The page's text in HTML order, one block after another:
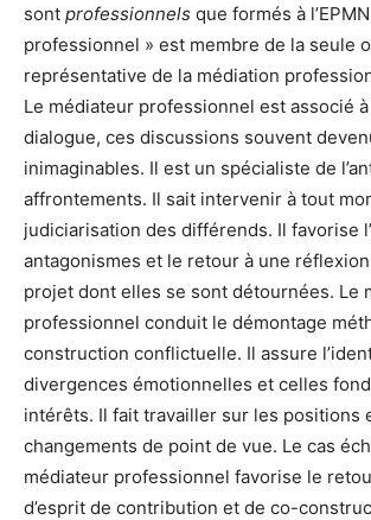
sont professionnels que formés à
professionnel » est membre de la seule
représentative de la médiation
Le médiateur professionnel est associé
dialogue, ces discussions souvent
inimaginables. Il est un spécialiste de
affrontements. Il sait intervenir à tout
judiciarisation des différends. Il favorise
antagonismes et le retour à une
projet dont elles se sont détournées. Le
professionnel conduit le démontage
construction conflictuelle. Il assure
divergences émotionnelles et celles
intérêts. Il fait travailler sur les positions
changements de point de vue. Le cas
médiateur professionnel favorise le
d’esprit de contribution et de co-